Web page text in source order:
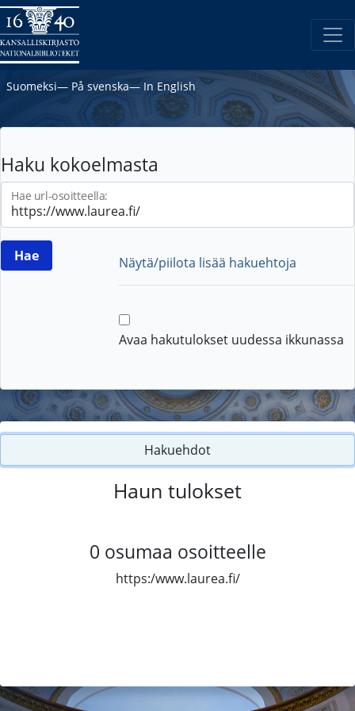
Suomeksi― På svenska― In English
Haku kokoelmasta
Hae url-osoitteella:
Näytä/piilota lisää hakuehtoja
Avaa hakutulokset uudessa ikkunassa
Hakuehdot
Haun tulokset
0 osumaa osoitteelle
https:/www.laurea.fi/